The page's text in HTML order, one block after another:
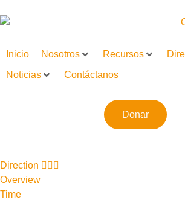
Inicio Nosotros Recursos
Noticias
Contáctanos
Donar
Direction
Overview
Time